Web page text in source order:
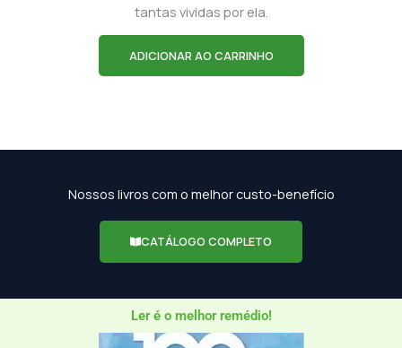
tantas vividas por ela.
ADICIONAR AO CARRINHO
Nossos livros com o melhor custo-benefício
CATÁLOGO COMPLETO
Ler é o melhor remédio!